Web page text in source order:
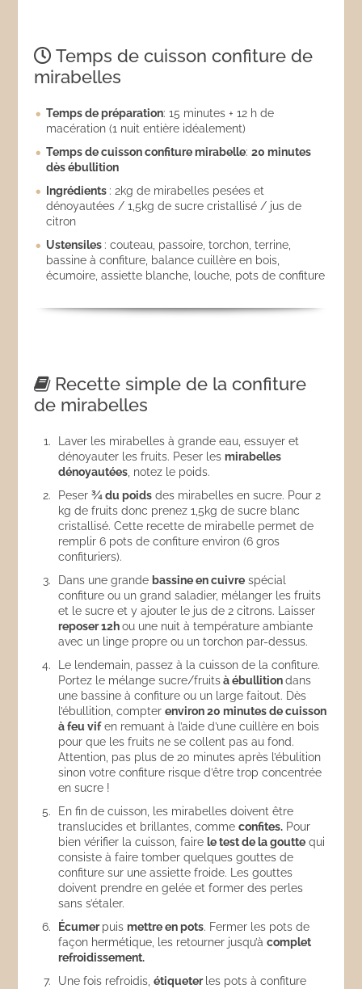
Temps de cuisson confiture de
mirabelles
Temps de préparation: 15 minutes + 12 h de
macération (1 nuit entière idéalement)
Temps de cuisson confiture mirabelle:20 minutes
dès ébullition
Ingrédients : 2kg de mirabelles pesées et
dénoyautées / 1,5kg de sucre cristallisé / jus de
citron
Ustensiles : couteau, passoire, torchon, terrine,
bassine à confiture, balance cuillère en bois,
écumoire, assiette blanche, louche, pots de confiture
Recette simple de la confiture
de mirabelles
Laver les mirabelles à grande eau, essuyer et
dénoyauter les fruits. Peser lesmirabelles
dénoyautées , notez le poids.
Peser¾ du poids des mirabelles en sucre. Pour 2
kg de fruits donc prenez 1,5kg de sucre blanc
cristallisé. Cette recette de mirabelle permet de
remplir 6 pots de confiture environ (6 gros
confituriers).
Dans une grande bassine en cuivre spécial
confiture ou un grand saladier, mélanger les fruits
et le sucre et y ajouter le jus de 2 citrons. Laisser
reposer 12hou une nuit à température ambiante
avec un linge propre ou un torchon par-dessus.
Le lendemain, passez à la cuisson de la confiture.
Portez le mélange sucre/fruitsà ébullitiondans
une bassine à confiture ou un large faitout. Dès
l’ébullition, compterenviron 20 minutes de cuisson
à feu vifen remuant à l’aide d’une cuillère en bois
pour que les fruits ne se collent pas au fond.
Attention, pas plus de 20 minutes après l’ébulition
sinon votre confiture risque d’être trop concentrée
en sucre !
En fin de cuisson, les mirabelles doivent être
translucides et brillantes, commeconfites. Pour
bien vérifier la cuisson, faire le test de la goutte qui
consiste à faire tomber quelques gouttes de
confiture sur une assiette froide. Les gouttes
doivent prendre en gelée et former des perles
sans s’étaler.
Écumerpuismettre en pots. Fermer les pots de
façon hermétique, les retourner jusqu’àcomplet
refroidissement.
Une fois refroidis,étiqueter les pots à confiture